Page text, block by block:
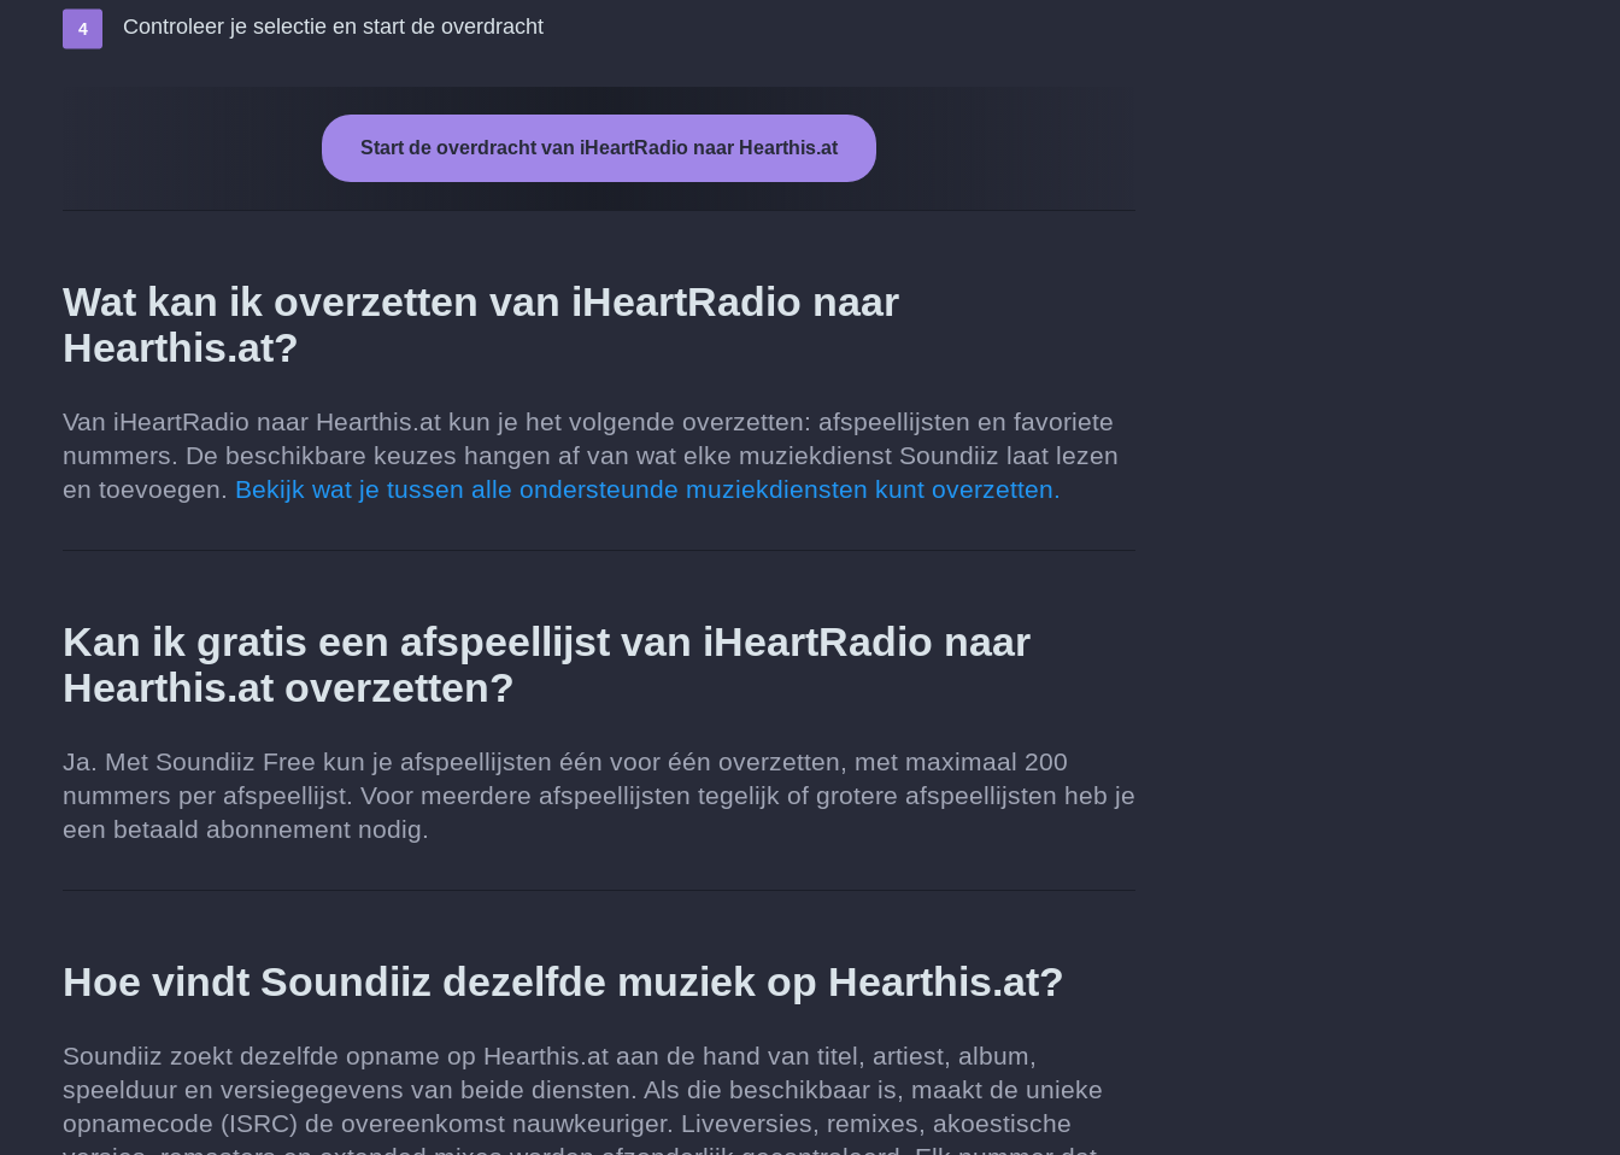
Controleer je selectie en start de overdracht
Start de overdracht van iHeartRadio naar Hearthis.at
Wat kan ik overzetten van iHeartRadio naar
Hearthis.at?
Van iHeartRadio naar Hearthis.at kun je het volgende overzetten: afspeellijsten en favoriete
nummers. De beschikbare keuzes hangen af van wat elke muziekdienst Soundiiz laat lezen
en toevoegen. Bekijk wat je tussen alle ondersteunde muziekdiensten kunt overzetten.
Kan ik gratis een afspeellijst van iHeartRadio naar
Hearthis.at overzetten?
Ja. Met Soundiiz Free kun je afspeellijsten één voor één overzetten, met maximaal 200
nummers per afspeellijst. Voor meerdere afspeellijsten tegelijk of grotere afspeellijsten heb je
een betaald abonnement nodig.
Hoe vindt Soundiiz dezelfde muziek op Hearthis.at?
Soundiiz zoekt dezelfde opname op Hearthis.at aan de hand van titel, artiest, album,
speelduur en versiegegevens van beide diensten. Als die beschikbaar is, maakt de unieke
opnamecode (ISRC) de overeenkomst nauwkeuriger. Liveversies, remixes, akoestische